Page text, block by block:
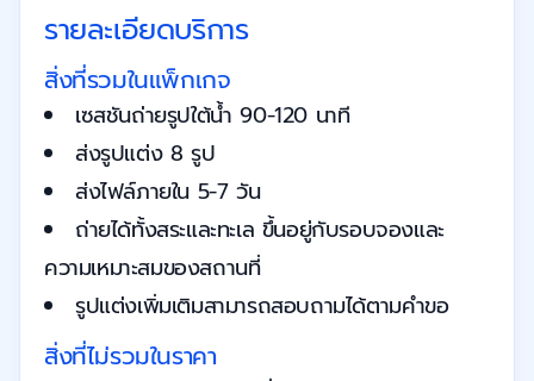
รายละเอียดบริการ
สิ่งที่รวมในแพ็กเกจ
เซสชันถ่ายรูปใต้น้ำ 90-120 นาที
ส่งรูปแต่ง 8 รูป
ส่งไฟล์ภายใน 5-7 วัน
ถ่ายได้ทั้งสระและทะเล ขึ้นอยู่กับรอบจองและ
ความเหมาะสมของสถานที่
รูปแต่งเพิ่มเติมสามารถสอบถามได้ตามคำขอ
สิ่งที่ไม่รวมในราคา